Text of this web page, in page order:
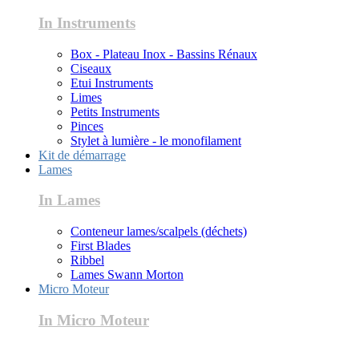
In Instruments
Box - Plateau Inox - Bassins Rénaux
Ciseaux
Etui Instruments
Limes
Petits Instruments
Pinces
Stylet à lumière - le monofilament
Kit de démarrage
Lames
In Lames
Conteneur lames/scalpels (déchets)
First Blades
Ribbel
Lames Swann Morton
Micro Moteur
In Micro Moteur